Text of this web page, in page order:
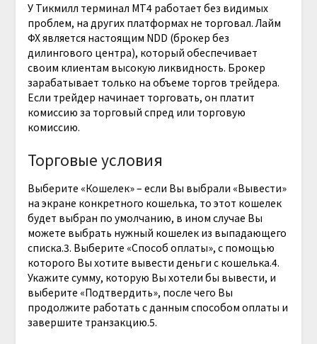
У Тикмилл терминал МТ4 работает без видимых
проблем, на других платформах не торговал. Лайм
ФХ является настоящим NDD (брокер без
дилингового центра), который обеспечивает
своим клиентам высокую ликвидность. Брокер
зарабатывает только на объеме торгов трейдера.
Если трейдер начинает торговать, он платит
комиссию за торговый спред или торговую
комиссию.
Торговые условия
Выберите «Кошелек» – если Вы выбрали «Вывести»
на экране конкретного кошелька, то этот кошелек
будет выбран по умолчанию, в ином случае Вы
можете выбрать нужный кошелек из выпадающего
списка.3. Выберите «Способ оплаты», с помощью
которого Вы хотите вывести деньги с кошелька.4.
Укажите сумму, которую Вы хотели бы вывести, и
выберите «Подтвердить», после чего Вы
продолжите работать с данным способом оплаты и
завершите транзакцию.5.